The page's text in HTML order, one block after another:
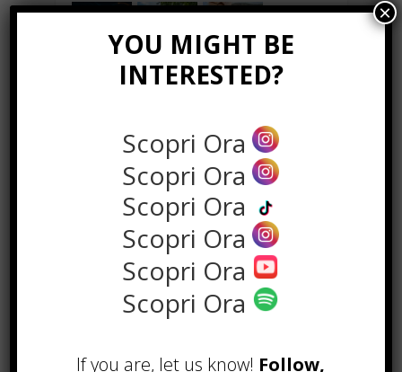
POPOLARI
Alcuni trucchi per avere un blog di
successo
YOU MIGHT BE
INTERESTED?
Scopri Ora
Scopri Ora
Scopri Ora
Scopri Ora
Scopri Ora
Scopri Ora
If you are, let us know! Follow,
×